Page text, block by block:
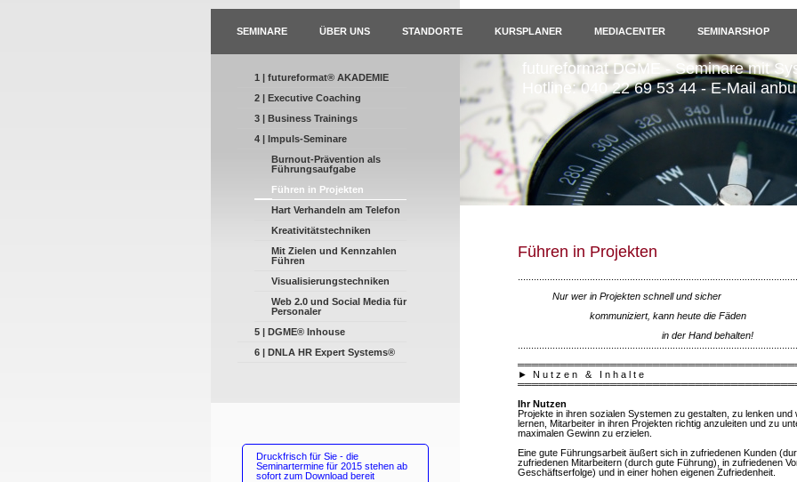
SEMINARE ÜBER UNS STANDORTE KURSPLANER MEDIACENTER SEMINARSHOP
1 | futureformat® AKADEMIE
2 | Executive Coaching
3 | Business Trainings
4 | Impuls-Seminare
Burnout-Prävention als
Führungsaufgabe
Führen in Projekten
Hart Verhandeln am Telefon
Kreativitätstechniken
Mit Zielen und Kennzahlen
Führen
Visualisierungstechniken
Web 2.0 und Social Media für
Personaler
5 | DGME® Inhouse
6 | DNLA HR Expert Systems®
Druckfrisch für Sie - die
Seminartermine für 2015 stehen ab
sofort zum Download bereit
futureformat DGME - Seminare mit
Hotline: 040 22 69 53 44 - E-Mail
Führen in Projekten
Nur wer in Projekten schnell und sicher
kommuniziert, kann heute die Fäden
in der Hand behalten!
►
N u t z e n & I n h a l t e
Ihr Nutzen
Projekte in ihren sozialen Systemen zu gestalten, zu lenken und
lernen, Mitarbeiter in ihren Projekten richtig anzuleiten und zu
maximalen Gewinn zu erzielen.
Eine gute Führungsarbeit äußert sich in zufriedenen Kunden
zufriedenen Mitarbeitern (durch gute Führung), in zufriedenen
Geschäftserfolge) und in einer hohen eigenen Zufriedenheit.